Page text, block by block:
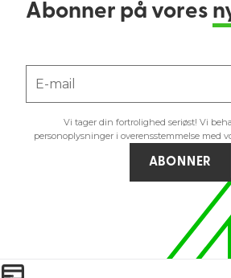
Abonner på vores
E-mail
Vi tager din fortrolighed seriøst! Vi
personoplysninger i overensstemmelse med
ABONNER